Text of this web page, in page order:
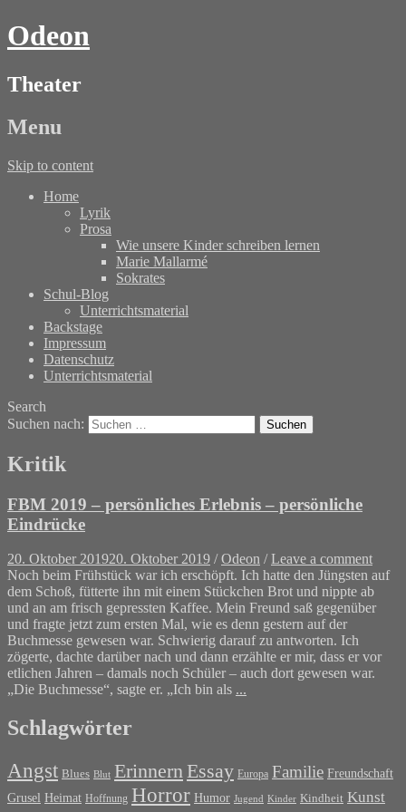
Odeon
Theater
Menu
Skip to content
Home
Lyrik
Prosa
Wie unsere Kinder schreiben lernen
Marie Mallarmé
Sokrates
Schul-Blog
Unterrichtsmaterial
Backstage
Impressum
Datenschutz
Unterrichtsmaterial
Search
Suchen nach:
Kritik
FBM 2019 – persönliches Erlebnis – persönliche
Eindrücke
20. Oktober 201920. Oktober 2019 /Odeon /Leave a comment
Noch beim Frühstück war ich erschöpft. Ich hatte den Jüngsten auf
dem Schoß, fütterte ihn mit einem Stückchen Brot und nippte ab
und an am frisch gepressten Kaffee. Mein Freund saß gegenüber
und fragte jetzt zum ersten Mal, wie es denn gestern auf der
Buchmesse gewesen war. Schwierig darauf zu antworten. Ich
zögerte, dachte darüber nach und dann erzählte er mir, dass er vor
etlichen Jahren – damals noch Schüler – auch dort gewesen war.
„Die Buchmesse“, sagte er. „Ich bin als ...
Schlagwörter
Angst Blues Blut Erinnern Essay Europa Familie Freundschaft
Grusel Heimat Hoffnung Horror Humor Jugend Kinder Kindheit Kunst